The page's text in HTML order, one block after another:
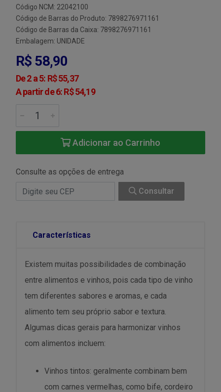
Código NCM: 22042100
Código de Barras do Produto: 7898276971161
Código de Barras da Caixa: 7898276971161
Embalagem: UNIDADE
R$ 58,90
De 2 a 5: R$ 55,37
A partir de 6: R$ 54,19
Adicionar ao Carrinho
Consulte as opções de entrega
Consultar
Características
Existem muitas possibilidades de combinação
entre alimentos e vinhos, pois cada tipo de vinho
tem diferentes sabores e aromas, e cada
alimento tem seu próprio sabor e textura.
Algumas dicas gerais para harmonizar vinhos
com alimentos incluem:
Vinhos tintos: geralmente combinam bem
com carnes vermelhas, como bife, cordeiro